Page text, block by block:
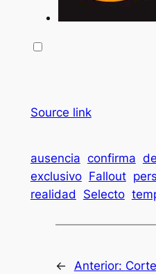
Source link
ausencia confirma
exclusivo Fallout
realidad
Selecto
← Anterior: Corte